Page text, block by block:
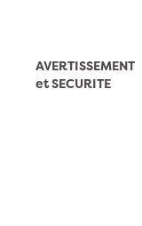
AVERTISSEMENT
et SECURITE